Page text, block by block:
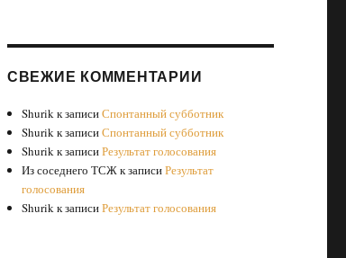
СВЕЖИЕ КОММЕНТАРИИ
Shurikк записиСпонтанный субботник
Shurikк записиСпонтанный субботник
Shurikк записиРезультат голосования
Из соседнего ТСЖк записиРезультат
голосования
Shurikк записиРезультат голосования